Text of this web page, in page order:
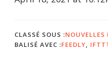
CLASSÉ SOUS :
BALISÉ AVEC :FEEDLY